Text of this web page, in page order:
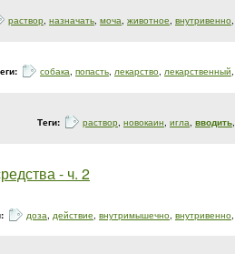
раствор, назначать, моча, животное, внутривенно,
собака, попасть, лекарство, лекарственный,
Теги: раствор, новокаин, игла, вводить,
- ч. 2
доза, действие, внутримышечно, внутривенно,